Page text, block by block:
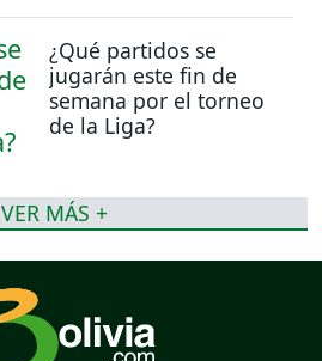
¿Qué partidos se
jugarán este fin de
semana por el torneo
de la Liga?
VER MÁS +